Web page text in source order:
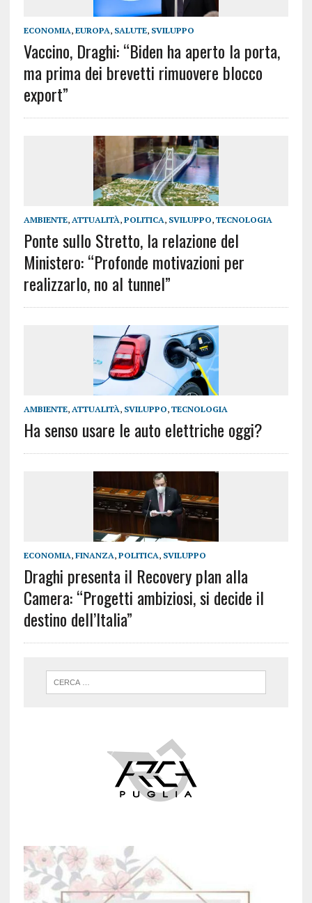
ECONOMIA, EUROPA, SALUTE, SVILUPPO
Vaccino, Draghi: “Biden ha aperto la porta,
ma prima dei brevetti rimuovere blocco
export”
AMBIENTE, ATTUALITÀ, POLITICA, SVILUPPO, TECNOLOGIA
Ponte sullo Stretto, la relazione del
Ministero: “Profonde motivazioni per
realizzarlo, no al tunnel”
AMBIENTE, ATTUALITÀ, SVILUPPO, TECNOLOGIA
Ha senso usare le auto elettriche oggi?
ECONOMIA, FINANZA, POLITICA, SVILUPPO
Draghi presenta il Recovery plan alla
Camera: “Progetti ambiziosi, si decide il
destino dell’Italia”